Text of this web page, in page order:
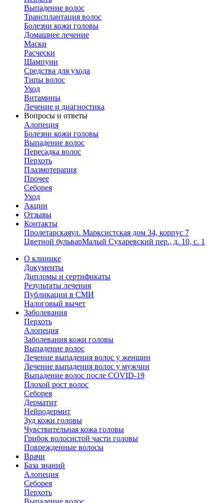
Выпадение волос
Трансплантация волос
Болезни кожи головы
Домашнее лечение
Маски
Расчески
Шампуни
Средства для ухода
Типы волос
Уход
Витамины
Лечение и диагностика
Вопросы и ответы
Алопеция
Болезни кожи головы
Выпадение волос
Пересадка волос
Перхоть
Плазмотерапия
Прочее
Себорея
Уход
Акции
Отзывы
Контакты
Пролетарскаяул. Марксистская дом 34, корпус 7
Цветной бульварМалый Сухаревский пер., д. 10, с. 1
О клинике
Документы
Дипломы и сертификаты
Результаты лечения
Публикации в СМИ
Налоговый вычет
Заболевания
Перхоть
Алопеция
Заболевания кожи головы
Выпадение волос
Лечение выпадения волос у женщин
Лечение выпадения волос у мужчин
Выпадение волос после COVID-19
Плохой рост волос
Cеборея
Дерматит
Нейродермит
Зуд кожи головы
Чувствительная кожа головы
Грибок волосистой части головы
Поврежденные волосы
Врачи
База знаний
Алопеция
Себорея
Перхоть
Выпадение волос